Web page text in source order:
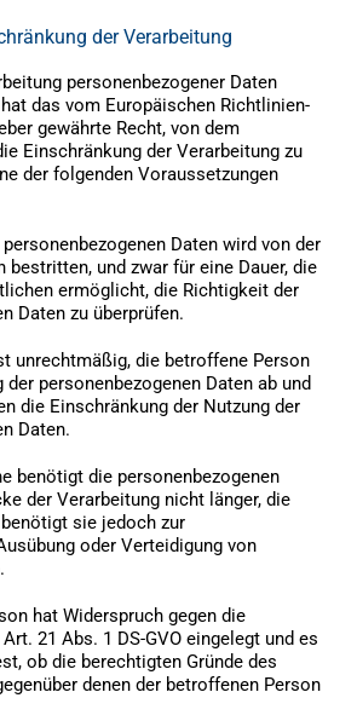
der Verarbeitung
personenbezogener Daten
das vom Europäischen Richtlinien-
gewährte Recht, von dem
Einschränkung der Verarbeitung zu
der folgenden Voraussetzungen
Daten wird von der
bestritten, und zwar für eine Dauer, die
ermöglicht, die Richtigkeit der
Daten zu überprüfen.
unrechtmäßig, die betroffene Person
der personenbezogenen Daten ab und
die Einschränkung der Nutzung der
Daten.
benötigt die personenbezogenen
der Verarbeitung nicht länger, die
sie jedoch zur
oder Verteidigung von
hat Widerspruch gegen die
21 Abs. 1 DS-GVO eingelegt und es
ob die berechtigten Gründe des
denen der betroffenen Person